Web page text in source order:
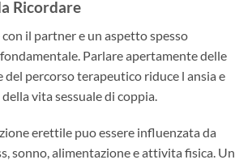
Ricordare
il partner e un aspetto spesso
Parlare apertamente delle
percorso terapeutico riduce l ansia e
vita sessuale di coppia.
erettile puo essere influenzata da
sonno, alimentazione e attivita fisica. Un